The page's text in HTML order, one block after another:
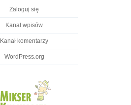
Zaloguj się
Kanał wpisów
Kanał komentarzy
WordPress.org